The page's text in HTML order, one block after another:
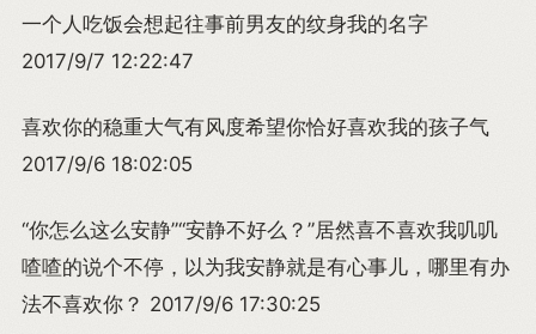
一个人吃饭会想起往事前男友的纹身我的名字
2017/9/7 12:22:47
喜欢你的稳重大气有风度希望你恰好喜欢我的孩子气
2017/9/6 18:02:05
“你怎么这么安静”“安静不好么？”居然喜不喜欢我叽叽
喳喳的说个不停，以为我安静就是有心事儿，哪里有办
法不喜欢你？ 2017/9/6 17:30:25